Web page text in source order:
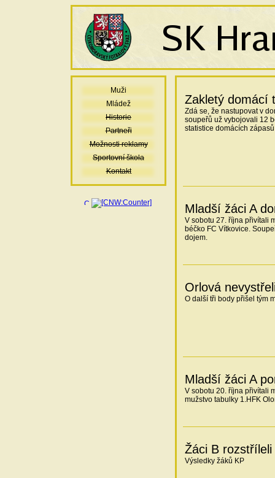
Muži
Mládež
Historie
Partneři
Možnosti reklamy
Sportovní škola
Kontakt
Zakletý domácí
Zdá se, že nastupovat v
soupeřů už vybojovali 12
statistice domácích
Mladší žáci A
V sobotu 27. října přivítali
béčko FC Vítkovice.
dojem.
Orlová
O další tři body přišel tým
Mladší žáci A
V sobotu 20. října přivítali
mužstvo tabulky 1.HFK
Žáci B rozstříleli
Výsledky žáků KP